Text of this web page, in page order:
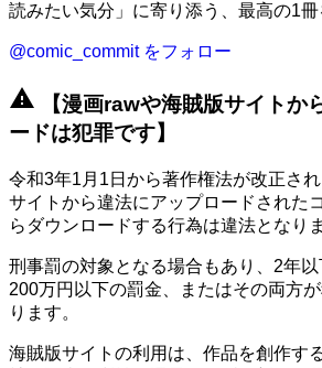
読みたい気分」に寄り添う、最高の1冊
@comic_commit をフォロー
warning 【漫画rawや海賊版サイトか
ードは犯罪です】
令和3年1月1日から著作権法が改正さ
サイトから違法にアップロードされた
らダウンロードする行為は違法となり
刑事罰の対象となる場合もあり、2年
200万円以下の罰金、またはその両方
ります。
海賊版サイトの利用は、作品を創作す